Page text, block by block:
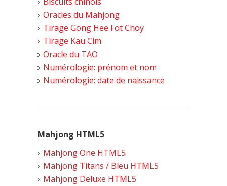
Oracles du Mahjong
Tirage Gong Hee Fot Choy
Tirage Kau Cim
Oracle du TAO
Numérologie: prénom et nom
Numérologie: date de naissance
Mahjong HTML5
Mahjong One HTML5
Mahjong Titans / Bleu HTML5
Mahjong Deluxe HTML5